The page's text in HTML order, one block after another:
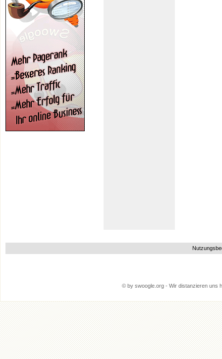
© by swoogle.org - Wir distanzieren uns